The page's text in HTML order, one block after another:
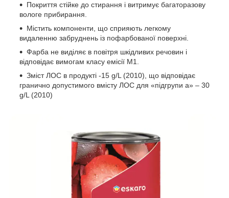
Покриття стійке до стирання і витримує багаторазову
вологе прибирання.
Містить компоненти, що сприяють легкому
видаленню забруднень із пофарбованої поверхні.
Фарба не виділяє в повітря шкідливих речовин і
відповідає вимогам класу емісії M1.
Зміст ЛОС в продукті -15 g/L (2010), що відповідає
гранично допустимого вмісту ЛОС для «підгрупи a» – 30
g/L (2010)